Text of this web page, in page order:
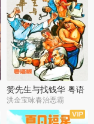
赞先生与找钱华 粤语
版
洪金宝咏春治恶霸